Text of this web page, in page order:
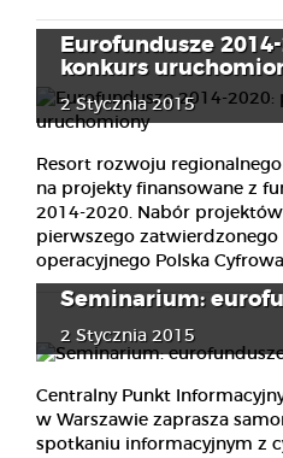
Eurofundusze
konkurs
2 Stycznia 2015
Resort rozwoju
na projekty finansowane z
2014-2020. Nabór
pierwszego
operacyjnego Polska
Seminarium:
2 Stycznia 2015
Centralny Punkt
w Warszawie zaprasza
spotkaniu informacyjnym z